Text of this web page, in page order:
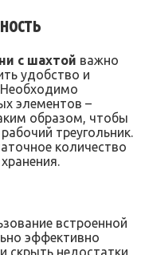
с шахтой важно
удобство и
Необходимо
элементов –
образом, чтобы
треугольник.
количество
встроенной
эффективно
скрыть недостатки